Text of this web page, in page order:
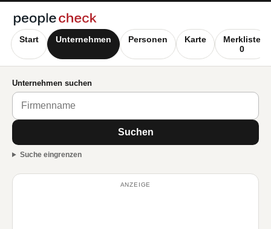
Start Unternehmen Personen Karte
Merkliste
0
Unternehmen suchen
Suchen
Suche eingrenzen
ANZEIGE